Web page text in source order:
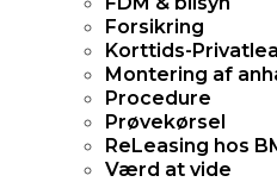
Forsikring
Korttids-
Montering af
Procedure
Prøvekørsel
ReLeasing hos
Værd at vide